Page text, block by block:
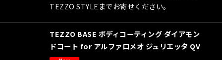
TEZZO STYLEまでお寄せください。
TEZZO BASE ボディコーティング ダイアモン
ドコート for アルファロメオ ジュリエッタ QV